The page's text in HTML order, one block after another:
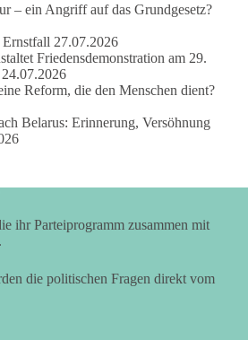
weiterbringt.
Absender eines Antrags oder das
Auf Facebook ansehen
Vorsorge ersetzt keine verlässliche
– ein Angriff auf das Grundgesetz?
27.07.2026
Friedensdemonstration am 29.
24.07.2026
Reform, die den Menschen dient?
Belarus: Erinnerung, Versöhnung
ihr Parteiprogramm zusammen mit
die politischen Fragen direkt vom